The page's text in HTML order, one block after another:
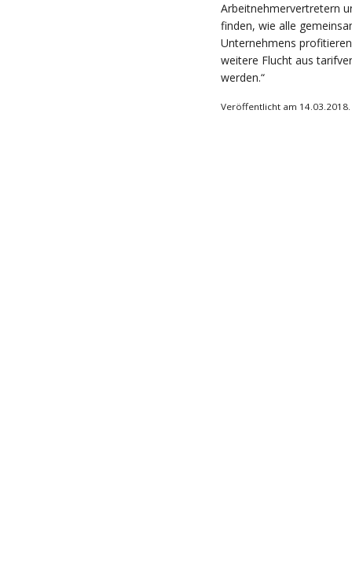
Arbeitnehmervertretern
finden, wie alle
Unternehmens
weitere Flucht aus
werden.“
Veröffentlicht am 14.03.2018.